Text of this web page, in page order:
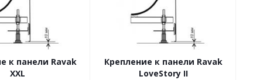
к панели Ravak
XXL
Крепление к панели Ravak
LoveStory II